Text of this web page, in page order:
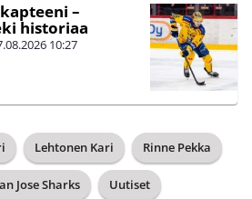
–
historiaa
10:27
Lehtonen Kari Rinne Pekka
Jose Sharks Uutiset